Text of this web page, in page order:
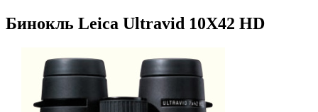
Бинокль Leica Ultravid 10X42 HD